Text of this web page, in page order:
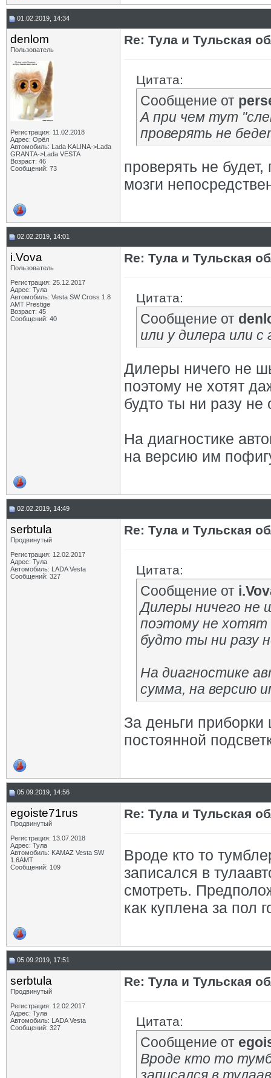
01.02.2019, 14:34
denlom
Пользователь
Регистрация: 11.02.2018
Адрес: Орёл
Автомобиль: Lada KALINA->Lada
GRANTA->Lada VESTA
Возраст: 46
Сообщений: 73
Re: Тула и Тульская
Цитата:
Сообщение от
А при чем тут
проверять не
проверять не
мозги
02.02.2019, 14:01
i.Vova
Пользователь
Регистрация: 25.12.2017
Адрес: Тула
Автомобиль: Vesta SW Cross 1.8
AMT Prestige
Возраст: 45
Сообщений: 40
Re: Тула и Тульская
Цитата:
Сообщение от
или у дилера или
Дилеры ничего не
поэтому не хотят
будто ты ни разу
На диагностике
на версию им
02.02.2019, 14:49
serbtula
Продвинутый
Регистрация: 12.02.2017
Адрес: Тула
Автомобиль: LADA Vesta
Сообщений: 327
Re: Тула и Тульская
Цитата:
Сообщение от
Дилеры ничего не
поэтому не хотят
будто ты ни разу
На диагностике
сумма, на версию
За деньги
постоянной
05.09.2019, 14:56
egoiste71rus
Продвинутый
Регистрация: 13.07.2018
Адрес: Тула
Автомобиль: KAMAZ Vesta SW
1.6AMT
Сообщений: 109
Re: Тула и Тульская
Вроде кто то
записался в
смотреть.
как куплена за пол
05.09.2019, 17:51
serbtula
Продвинутый
Регистрация: 12.02.2017
Адрес: Тула
Автомобиль: LADA Vesta
Сообщений: 327
Re: Тула и Тульская
Цитата:
Сообщение от
Вроде кто то